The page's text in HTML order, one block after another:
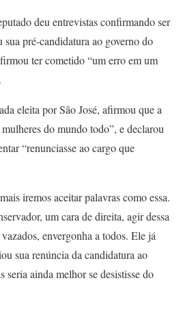
deu entrevistas confirmando ser
pré-candidatura ao governo do
ter cometido “um erro em um
eleita por São José, afirmou que a
do mundo todo”, e declarou
“renunciasse ao cargo que
iremos aceitar palavras como essa.
um cara de direita, agir dessa
envergonha a todos. Ele já
sua renúncia da candidatura ao
seria ainda melhor se desistisse do